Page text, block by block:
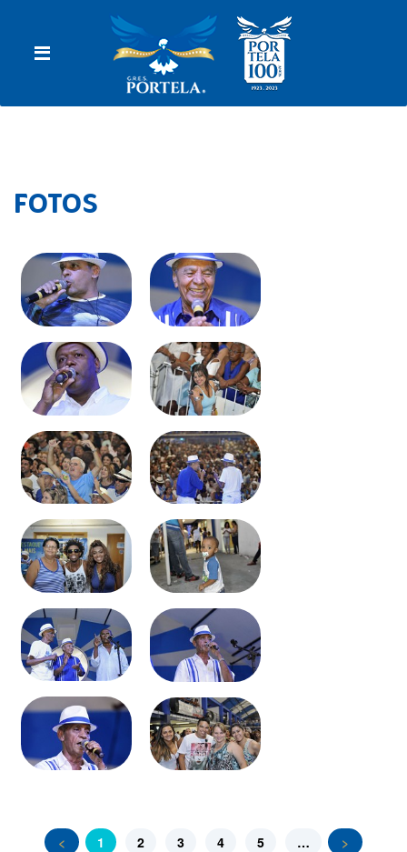
FOTOS
< 1 2 3 4 5 … >